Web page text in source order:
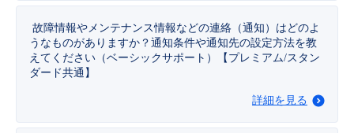
故障情報やメンテナンス情報などの連絡（通知）はどのよ
うなものがありますか？通知条件や通知先の設定方法を教
えてください（ベーシックサポート）【プレミアム/スタン
ダード共通】
詳細を見る